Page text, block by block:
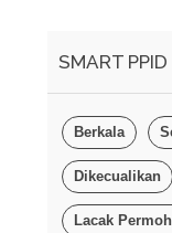
SMART PPID
Berkala
Dikecualikan
Lacak